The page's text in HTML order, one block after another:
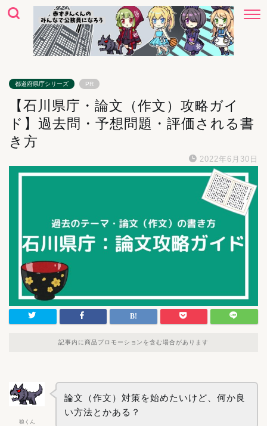
都道府県庁シリーズ PR
【石川県庁・論文（作文）攻略ガイ
ド】過去問・予想問題・評価される書
き方
2022年6月30日
記事内に商品プロモーションを含む場合があります
狼くん
論文（作文）対策を始めたいけど、何か良
い方法とかある？